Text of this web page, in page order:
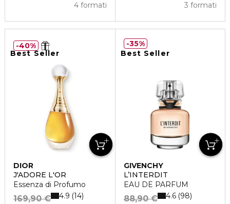
4 formati 3 formati
Best Seller
DIOR
J'ADORE L'OR
Essenza di Profumo
169,90 € 4.9 14
40%
Best Seller
GIVENCHY
L’INTERDIT
EAU DE PARFUM
88,90 € 4.6 98
35%